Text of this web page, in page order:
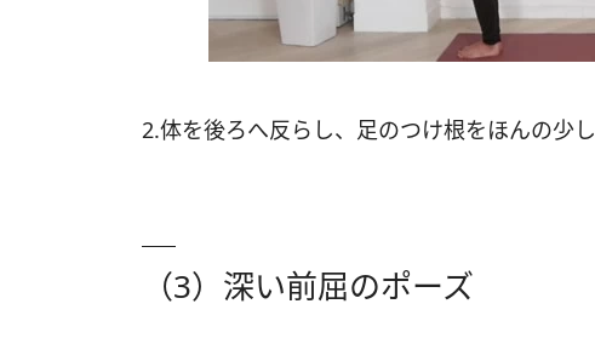
2.体を後ろへ反らし、足のつけ根をほんの少し
（3）深い前屈のポーズ